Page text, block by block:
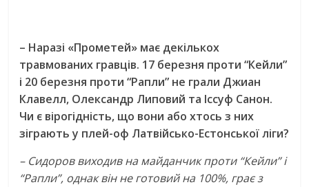
– Наразі «Прометей» має декількох
травмованих гравців. 17 березня проти “Кейли”
і 20 березня проти “Рапли” не грали Джиан
Клавелл, Олександр Липовий та Іссуф Санон.
Чи є вірогідність, що вони або хтось з них
зіграють у плей-оф Латвійсько-Естонської ліги?
– Сидоров виходив на майданчик проти “Кейли” і
“Рапли”, однак він не готовий на 100%, грає з